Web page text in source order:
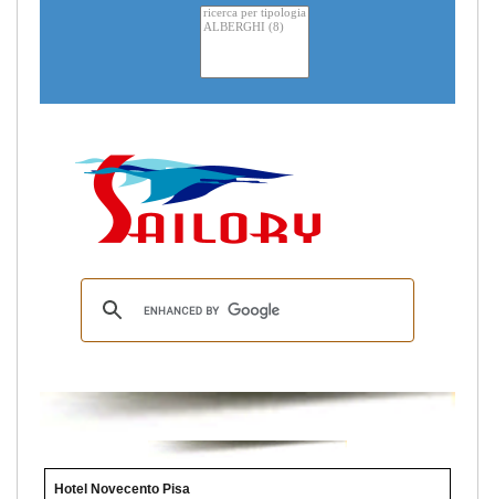
Hotel Novecento Pisa